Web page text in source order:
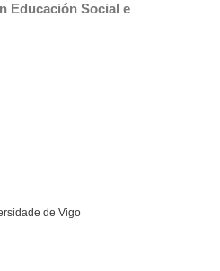
Educación Social e
de Vigo